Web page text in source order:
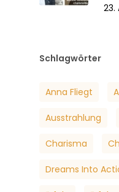
23.
Schlagwörter
Anna Fliegt
Ausstrahlung
Charisma
Dreams Into